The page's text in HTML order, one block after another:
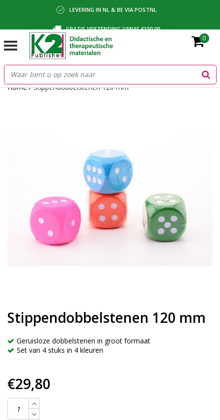
LEVERING IN NL & BE VIA POSTNL
GRATIS VERZENDING VANAF €150,00
BETALING VIA IDEAL, BANCONTACT OF FACTUUR
0
Home/Stippendobbelstenen 120 mm
Stippendobbelstenen 120 mm
Geruisloze dobbelstenen in groot formaat
Set van 4 stuks in 4 kleuren
€29,80